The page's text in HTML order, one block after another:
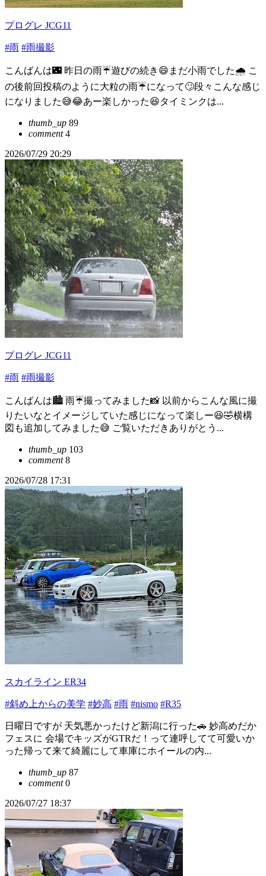
プログレ JCG11
#雨 #雨撮影
こんばんは🌃 昨日の雨☔遊びの続き😄まだ小雨でした🌧 こ
の後前回投稿のように大粒の雨☔になって🙄段々こんな感じ
になりました😅😂あー楽しかった😆タイミンクは...
thumb_up 89
comment4
2026/07/29 20:29
プログレ JCG11
#雨 #雨撮影
こんばんは🏙 雨☔撮ってみました📸 以前からこんな風に撮
りたいなとイメージしていた感じになって楽しー😆🤣横構
図も追加してみました😅 ご覧いただきありがとう...
thumb_up 103
comment8
2026/07/28 17:31
スカイライン ER34
#斜め上からの美学 #妙高 #雨 #nismo #R35
日曜日ですが 天気悪かったけど新潟に行った🚗 妙高めだか
フェスに 会場でキッズがGTRだ！って連呼してて可愛いか
った帰って来て綺麗にして車庫にホイールの内...
thumb_up 87
comment0
2026/07/27 18:37